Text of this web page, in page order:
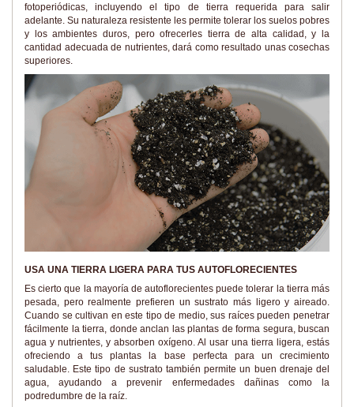
fotoperiódicas, incluyendo el tipo de tierra requerida para salir
adelante. Su naturaleza resistente les permite tolerar los suelos pobres
y los ambientes duros, pero ofrecerles tierra de alta calidad, y la
cantidad adecuada de nutrientes, dará como resultado unas cosechas
superiores.
USA UNA TIERRA LIGERA PARA TUS AUTOFLORECIENTES
Es cierto que la mayoría de autoflorecientes puede tolerar la tierra más
pesada, pero realmente prefieren un sustrato más ligero y aireado.
Cuando se cultivan en este tipo de medio, sus raíces pueden penetrar
fácilmente la tierra, donde anclan las plantas de forma segura, buscan
agua y nutrientes, y absorben oxígeno. Al usar una tierra ligera, estás
ofreciendo a tus plantas la base perfecta para un crecimiento
saludable. Este tipo de sustrato también permite un buen drenaje del
agua, ayudando a prevenir enfermedades dañinas como la
podredumbre de la raíz.